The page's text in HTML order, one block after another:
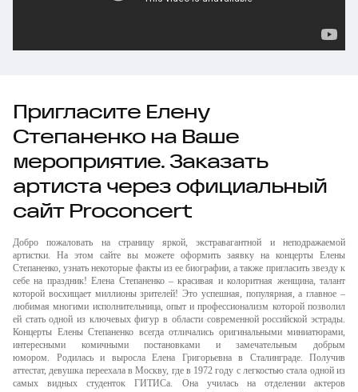
Пригласите Елену
Степаненко на Ваше
мероприятие. Заказать
артиста через официальный
сайт Proconcert
Добро пожаловать на страницу яркой, экстравагантной и неподражаемой
артистки. На этом сайте вы можете оформить заявку на концерты Елены
Степаненко, узнать некоторые факты из ее биографии, а также пригласить звезду к
себе на праздник! Елена Степаненко – красивая и колоритная женщина, талант
которой восхищает миллионы зрителей! Это успешная, популярная, а главное –
любимая многими исполнительница, опыт и профессионализм которой позволил
ей стать одной из ключевых фигур в области современной российской эстрады.
Концерты Елены Степаненко всегда отличались оригинальными миниатюрами,
интересными комичными постановками и замечательным добрым
юмором. Родилась и выросла Елена Григорьевна в Сталинграде. Получив
аттестат, девушка переехала в Москву, где в 1972 году с легкостью стала одной из
самых видных студенток ГИТИСа. Она училась на отделении актеров